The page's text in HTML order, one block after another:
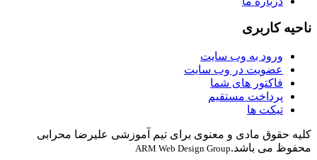
ناحیه کاربری
ورود به وب سایت
عضویت در وب سایت
فاکتور های شما
پرداخت مستقیم
تیکت ها
کلیه حقوق مادی و معنوی برای تیم آموزشی علیرضا محرابی
محفوظ می باشد.ARM Web Design Group